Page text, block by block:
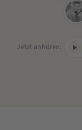
Jetzt anhören: